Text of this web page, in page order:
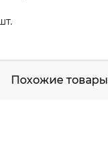
Похожие товары